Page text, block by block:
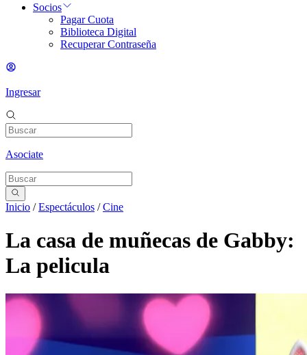
Socios
Pagar Cuota
Biblioteca Digital
Recuperar Contraseña
Ingresar
Asociate
Inicio /Espectáculos /Cine
La casa de muñecas de Gabby:
La pelicula